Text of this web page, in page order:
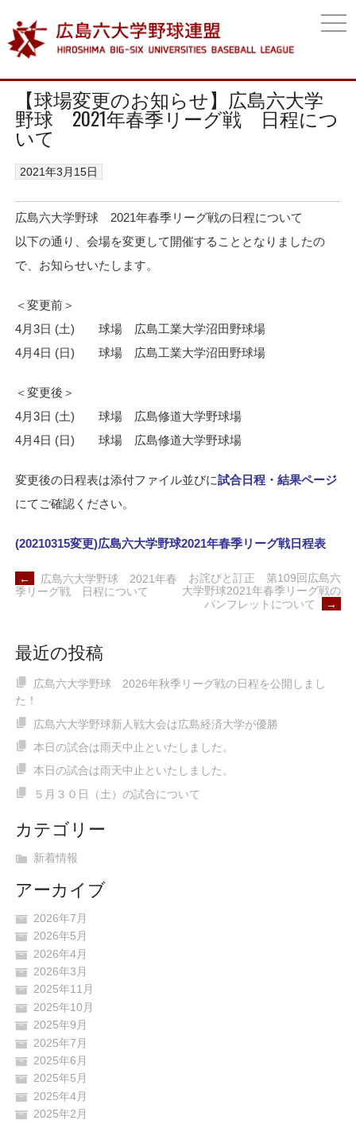
【球場変更のお知らせ】広島六大学
野球 2021年春季リーグ戦 日程につ
いて
2021年3月15日
広島六大学野球 2021年春季リーグ戦の日程について
以下の通り、会場を変更して開催することとなりましたの
で、お知らせいたします。
＜変更前＞
4月3日 (土) 球場 広島工業大学沼田野球場
4月4日 (日) 球場 広島工業大学沼田野球場
＜変更後＞
4月3日 (土) 球場 広島修道大学野球場
4月4日 (日) 球場 広島修道大学野球場
変更後の日程表は添付ファイル並びに試合日程・結果ページ
にてご確認ください。
(20210315変更)広島六大学野球2021年春季リーグ戦日程表
POST
NAVIGATION
←
広島六大学野球 2021年春
季リーグ戦 日程について
お詫びと訂正 第109回広島六
大学野球2021年春季リーグ戦の
パンフレットについて
→
最近の投稿
広島六大学野球 2026年秋季リーグ戦の日程を公開しまし
た！
広島六大学野球新人戦大会は広島経済大学が優勝
本日の試合は雨天中止といたしました。
本日の試合は雨天中止といたしました。
５月３０日（土）の試合について
カテゴリー
新着情報
アーカイブ
2026年7月
2026年5月
2026年4月
2026年3月
2025年11月
2025年10月
2025年9月
2025年7月
2025年6月
2025年5月
2025年4月
2025年2月